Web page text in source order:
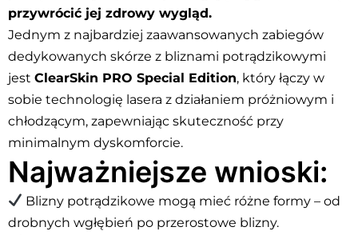
przywrócić jej zdrowy wygląd.
Jednym z najbardziej zaawansowanych zabiegów
dedykowanych skórze z bliznami potrądzikowymi
jest ClearSkin PRO Special Edition, który łączy w
sobie technologię lasera z działaniem próżniowym i
chłodzącym, zapewniając skuteczność przy
minimalnym dyskomforcie.
Najważniejsze wnioski:
Blizny potrądzikowe mogą mieć różne formy – od
drobnych wgłębień po przerostowe blizny.